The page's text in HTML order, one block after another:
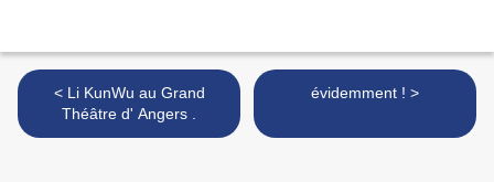
< Li KunWu au Grand
Théâtre d' Angers .
évidemment ! >